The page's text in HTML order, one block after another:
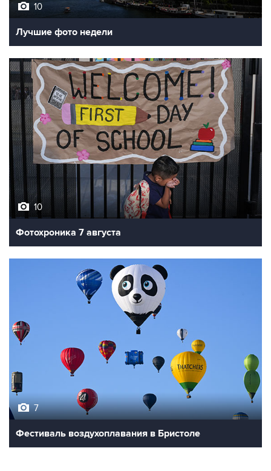
10
Лучшие фото недели
10
Фотохроника 7 августа
7
Фестиваль воздухоплавания в Бристоле